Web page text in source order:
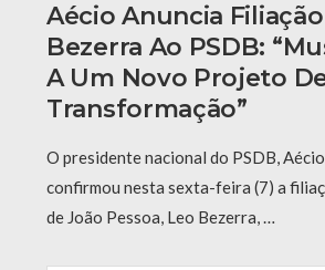
Aécio Anuncia
Bezerra Ao PSDB:
A Um Novo Projeto
Transformação”
O presidente nacional do PSDB,
confirmou nesta sexta-feira (7) a
de João Pessoa, Leo Bezerra, …